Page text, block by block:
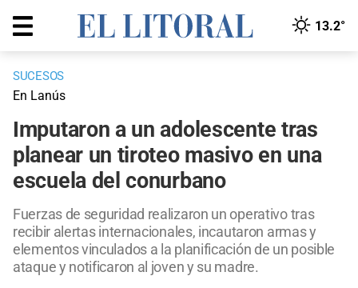
13.2°
SUCESOS
En Lanús
Imputaron a un adolescente tras
planear un tiroteo masivo en una
escuela del conurbano
Fuerzas de seguridad realizaron un operativo tras
recibir alertas internacionales, incautaron armas y
elementos vinculados a la planificación de un posible
ataque y notificaron al joven y su madre.